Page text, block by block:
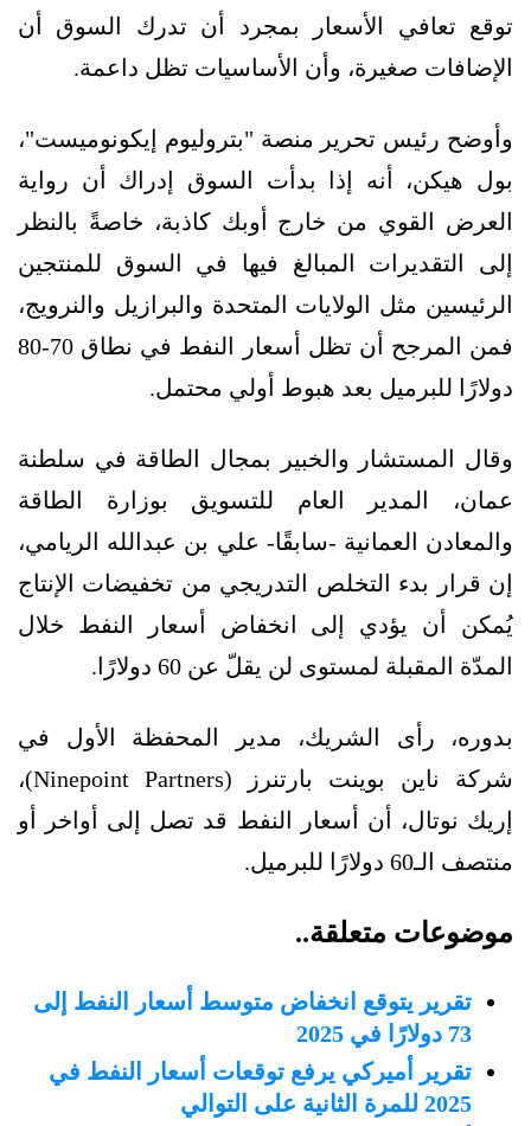
توقع تعافي الأسعار بمجرد أن تدرك السوق أن
الإضافات صغيرة، وأن الأساسيات تظل داعمة.
وأوضح رئيس تحرير منصة "بتروليوم إيكونوميست"،
بول هيكن، أنه إذا بدأت السوق إدراك أن رواية
العرض القوي من خارج أوبك كاذبة، خاصةً بالنظر
إلى التقديرات المبالغ فيها في السوق للمنتجين
الرئيسين مثل الولايات المتحدة والبرازيل والنرويج،
فمن المرجح أن تظل أسعار النفط في نطاق 70-80
دولارًا للبرميل بعد هبوط أولي محتمل.
وقال المستشار والخبير بمجال الطاقة في سلطنة
عمان، المدير العام للتسويق بوزارة الطاقة
والمعادن العمانية -سابقًا- علي بن عبدالله الريامي،
إن قرار بدء التخلص التدريجي من تخفيضات الإنتاج
يُمكن أن يؤدي إلى انخفاض أسعار النفط خلال
المدّة المقبلة لمستوى لن يقلّ عن 60 دولارًا.
بدوره، رأى الشريك، مدير المحفظة الأول في
شركة ناين بوينت بارتنرز (Ninepoint Partners)،
إريك نوتال، أن أسعار النفط قد تصل إلى أواخر أو
منتصف الـ60 دولارًا للبرميل.
موضوعات متعلقة..
تقرير يتوقع انخفاض متوسط أسعار النفط إلى
73 دولارًا في 2025
تقرير أميركي يرفع توقعات أسعار النفط في
2025 للمرة الثانية على التوالي